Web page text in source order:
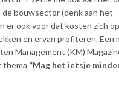
bouwsector (denk aan het
er ook voor dat kosten zich
en ervan profiteren. Een
Management (KM)
thema “Mag het ietsje
Zoek